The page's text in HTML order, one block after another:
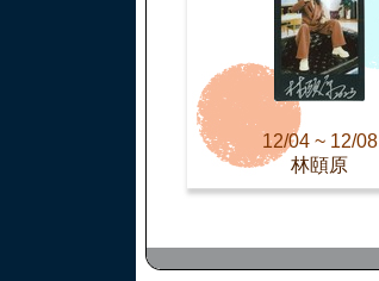
12/04 ~ 12/08
林頤原